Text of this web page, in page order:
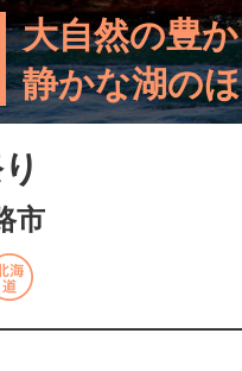
大自然の豊
静かな湖の
市